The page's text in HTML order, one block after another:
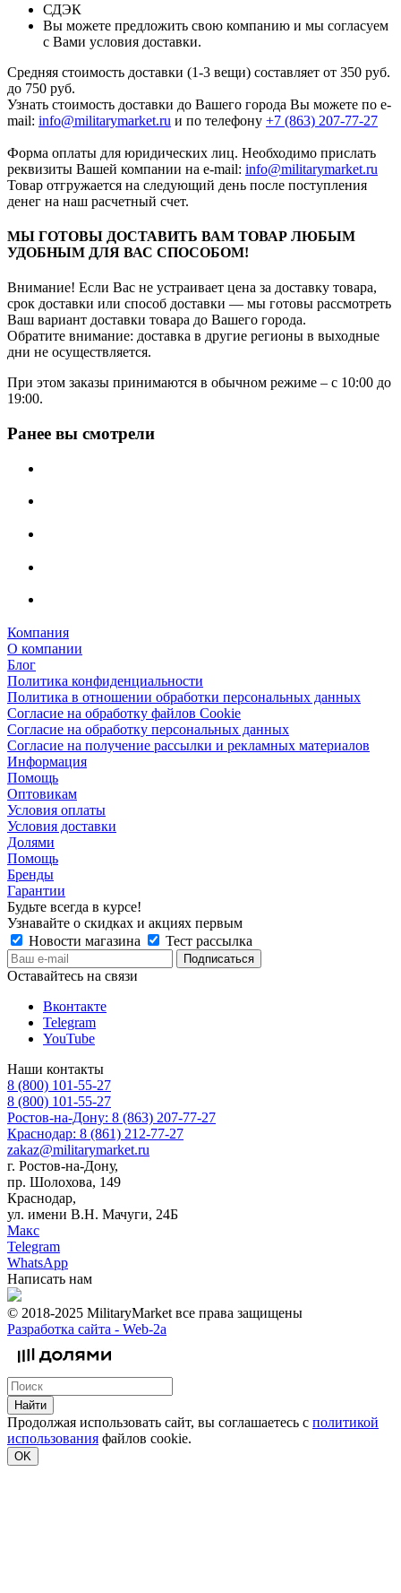
СДЭК
Вы можете предложить свою компанию и мы согласуем
с Вами условия доставки.
Средняя стоимость доставки (1-3 вещи) составляет от 350 руб.
до 750 руб.
Узнать стоимость доставки до Вашего города Вы можете по e-
mail: info@militarymarket.ru и по телефону +7 (863) 207-77-27
Форма оплаты для юридических лиц. Необходимо прислать
реквизиты Вашей компании на е-mail: info@militarymarket.ru
Товар отгружается на следующий день после поступления
денег на наш расчетный счет.
МЫ ГОТОВЫ ДОСТАВИТЬ ВАМ ТОВАР ЛЮБЫМ
УДОБНЫМ ДЛЯ ВАС СПОСОБОМ!
Внимание! Если Вас не устраивает цена за доставку товара,
срок доставки или способ доставки — мы готовы рассмотреть
Ваш вариант доставки товара до Вашего города.
Обратите внимание: доставка в другие регионы в выходные
дни не осуществляется.
При этом заказы принимаются в обычном режиме – с 10:00 до
19:00.
Ранее вы смотрели
Компания
О компании
Блог
Политика конфиденциальности
Политика в отношении обработки персональных данных
Согласие на обработку файлов Cookie
Согласие на обработку персональных данных
Согласие на получение рассылки и рекламных материалов
Информация
Помощь
Оптовикам
Условия оплаты
Условия доставки
Долями
Помощь
Бренды
Гарантии
Будьте всегда в курсе!
Узнавайте о скидках и акциях первым
Новости магазина
Тест рассылка
Оставайтесь на связи
Вконтакте
Telegram
YouTube
Наши контакты
8 (800) 101-55-27
8 (800) 101-55-27
Ростов-на-Дону: 8 (863) 207-77-27
Краснодар: 8 (861) 212-77-27
zakaz@militarymarket.ru
г. Ростов-на-Дону,
пр. Шолохова, 149
Краснодар,
ул. имени В.Н. Мачуги, 24Б
Макс
Telegram
WhatsApp
Написать нам
© 2018-2025 MilitaryMarket все права защищены
Разработка сайта - Web-2a
Найти
Продолжая использовать сайт, вы соглашаетесь с политикой
использования файлов cookie.
OK